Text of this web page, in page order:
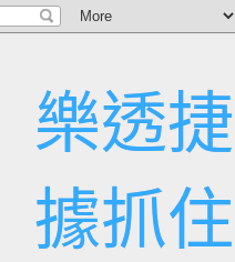
樂透
據抓